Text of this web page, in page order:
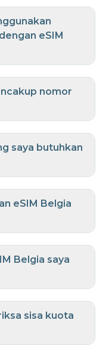
eSIM
nomor
saya butuhkan
eSIM Belgia
Belgia saya
sisa kuota